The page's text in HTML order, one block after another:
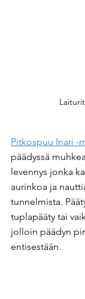
Pitkospuu Inari -
päädyssä
levennys jonka
aurinkoa ja
tunnelmista.
tuplapääty tai
jolloin päädyn
entisestään.